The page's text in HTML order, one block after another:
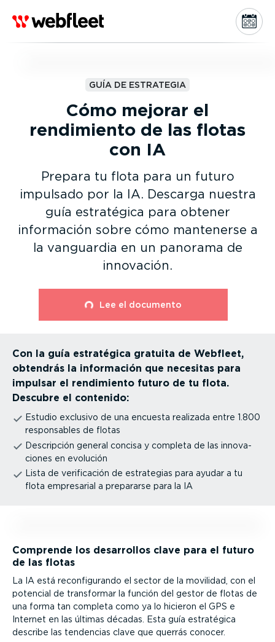
GUÍA DE ESTRATEGIA
Cómo mejorar el
rendimiento de las flotas
con IA
Prepara tu flota para un futuro
impulsado por la IA. Descarga nuestra
guía estratégica para obtener
información sobre cómo mantenerse a
la vanguardia en un panorama de
innovación.
⁠Lee el documento
Con la guía estratégica gratuita de Webfleet,
obtendrás la información que necesitas para
impulsar el rendimiento futuro de tu flota.
Descubre el contenido:
Estudio exclusivo de una encuesta realizada entre 1.800
respon­sables de flotas
Descripción general concisa y completa de las innova­
ciones en evolución
Lista de verifi­cación de estrategias para ayudar a tu
flota empresarial a prepararse para la IA
Comprende los desarrollos clave para el futuro
de las flotas
La IA está recon­fi­gu­rando el sector de la movilidad, con el
potencial de transformar la función del gestor de flotas de
una forma tan completa como ya lo hicieron el GPS e
Internet en las últimas décadas. Esta guía estratégica
describe las tendencias clave que querrás conocer.